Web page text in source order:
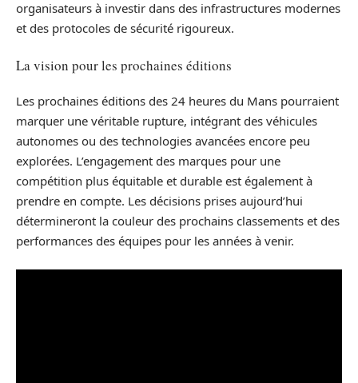
organisateurs à investir dans des infrastructures modernes
et des protocoles de sécurité rigoureux.
La vision pour les prochaines éditions
Les prochaines éditions des 24 heures du Mans pourraient
marquer une véritable rupture, intégrant des véhicules
autonomes ou des technologies avancées encore peu
explorées. L’engagement des marques pour une
compétition plus équitable et durable est également à
prendre en compte. Les décisions prises aujourd’hui
détermineront la couleur des prochains classements et des
performances des équipes pour les années à venir.